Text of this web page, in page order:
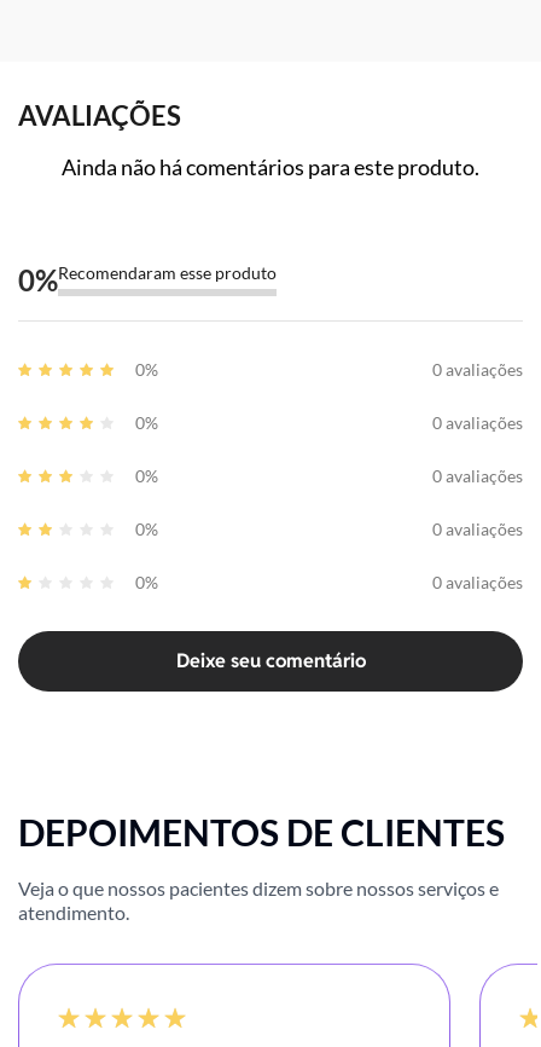
AVALIAÇÕES
Ainda não há comentários para este produto.
0%Recomendaram esse produto
0% 0 avaliações
0% 0 avaliações
0% 0 avaliações
0% 0 avaliações
0% 0 avaliações
Deixe seu comentário
DEPOIMENTOS DE CLIENTES
Veja o que nossos pacientes dizem sobre nossos serviços e
atendimento.